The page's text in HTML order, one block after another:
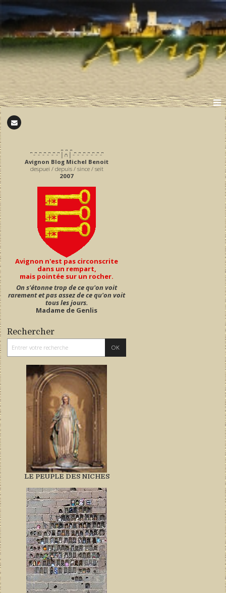
͆ ̵ ͆ ̵ ͆ ̵ ͆ ̵ ͆ ̵ ͆ ̵ ͆ │∩│ ̵ ͆ ̵ ͆ ̵ ͆ ̵ ͆ ̵ ͆ ̵ ͆ ̵ ͆
Avignon Blog Michel Benoit
despuei / depuis / since / seit
2007
Avignon n'est pas circonscrite
dans un rempart,
mais pointée sur un rocher.
On s'étonne trop de ce qu'on voit
rarement et pas assez de ce qu'on voit
tous les jours.
Madame de Genlis
Rechercher
LE PEUPLE DES NICHES